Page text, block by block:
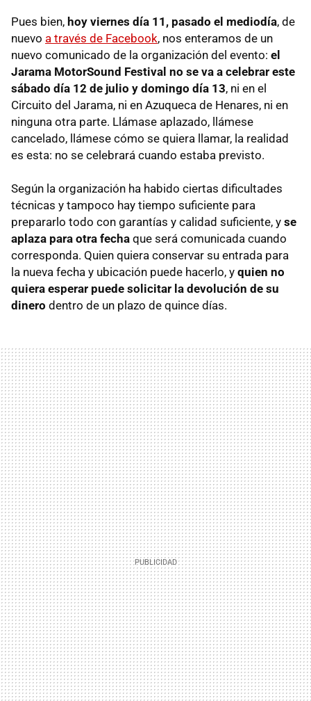
Pues bien, hoy viernes día 11, pasado el mediodía, de
nuevo a través de Facebook, nos enteramos de un
nuevo comunicado de la organización del evento: el
Jarama MotorSound Festival no se va a celebrar este
sábado día 12 de julio y domingo día 13, ni en el
Circuito del Jarama, ni en Azuqueca de Henares, ni en
ninguna otra parte. Llámase aplazado, llámese
cancelado, llámese cómo se quiera llamar, la realidad
es esta: no se celebrará cuando estaba previsto.
Según la organización ha habido ciertas dificultades
técnicas y tampoco hay tiempo suficiente para
prepararlo todo con garantías y calidad suficiente, y se
aplaza para otra fecha que será comunicada cuando
corresponda. Quien quiera conservar su entrada para
la nueva fecha y ubicación puede hacerlo, y quien no
quiera esperar puede solicitar la devolución de su
dinero dentro de un plazo de quince días.